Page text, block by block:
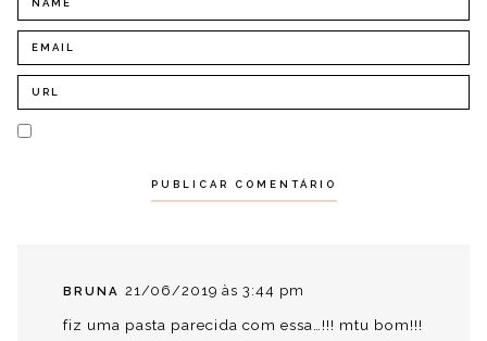
BRUNA 21/06/2019 às 3:44 pm
fiz uma pasta parecida com essa…!!! mtu bom!!!